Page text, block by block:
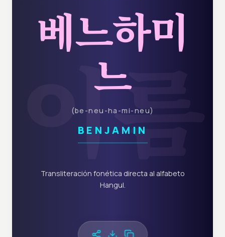
이름
베느하미
느
(be-neu-ha-mi-neu)
BENJAMIN
Transliteración fonética directa al alfabeto
Hangul.